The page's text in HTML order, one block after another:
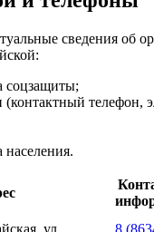
сведения об
соцзащиты;
(контактный телефон,
ул.
8